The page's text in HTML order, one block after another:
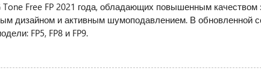
Tone Free FP 2021 года, обладающих повышенным качеством
дизайном и активным шумоподавлением. В обновленной
FP5, FP8 и FP9.